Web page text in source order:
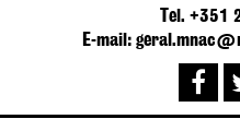
Tel.
E-mail: